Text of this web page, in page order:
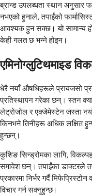
ब्रान्ड उपलब्धता स्थान अनुसार
नभएको हुनाले, तपाईंको
आवश्यक हुन सक्छ। यो सामान्य
केही गलत छ भन्ने होइन।
एमिनोग्लुटिथमाइड
धेरै नयाँ औषधिहरूले प्रायजसो
प्रतिस्थापन गरेका छन्। स्तन
लेट्रोजोल र एक्जेमेस्टेन जस्ता
किनभने तिनीहरू अधिक लक्षित
हुन्छन्।
कुशिङ सिन्ड्रोमका लागि,
समावेश छन्। तपाईंका डाक्टरले
प्रकारमा निर्भर गर्दै
विचार गर्न सक्नुहुन्छ।